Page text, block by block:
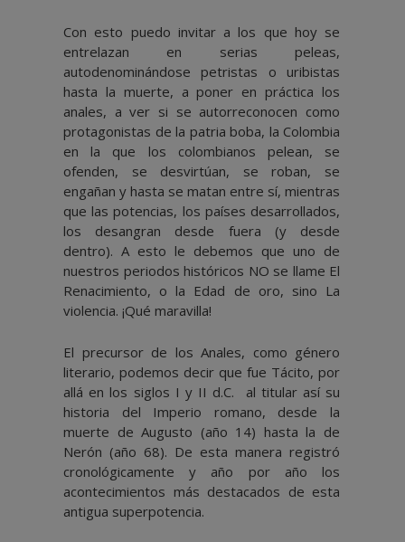
Con esto puedo invitar a los que hoy se
entrelazan en serias peleas,
autodenominándose petristas o uribistas
hasta la muerte, a poner en práctica los
anales, a ver si se autorreconocen como
protagonistas de la patria boba, la Colombia
en la que los colombianos pelean, se
ofenden, se desvirtúan, se roban, se
engañan y hasta se matan entre sí, mientras
que las potencias, los países desarrollados,
los desangran desde fuera (y desde
dentro). A esto le debemos que uno de
nuestros periodos históricos NO se llame El
Renacimiento, o la Edad de oro, sino La
violencia. ¡Qué maravilla!
El precursor de los Anales, como género
literario, podemos decir que fue Tácito, por
allá en los siglos I y II d.C. al titular así su
historia del Imperio romano, desde la
muerte de Augusto (año 14) hasta la de
Nerón (año 68). De esta manera registró
cronológicamente y año por año los
acontecimientos más destacados de esta
antigua superpotencia.